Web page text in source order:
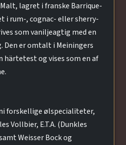
lagret i franske Barrique-
i rum-, cognac- eller sherry-
som vaniljeagtig med en
Den er omtalt i Meiningers
härtetest og vises som en af
forskellige ølspecialiteter,
Vollbier, E.T.A. (Dunkles
Weisser Bock og